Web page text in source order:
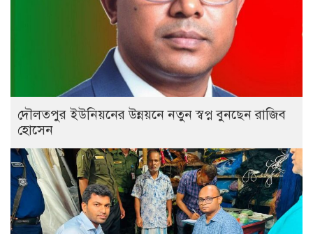
দৌলতপুর ইউনিয়নের উন্নয়নে নতুন স্বপ্ন বুনছেন রাজিব
হোসেন